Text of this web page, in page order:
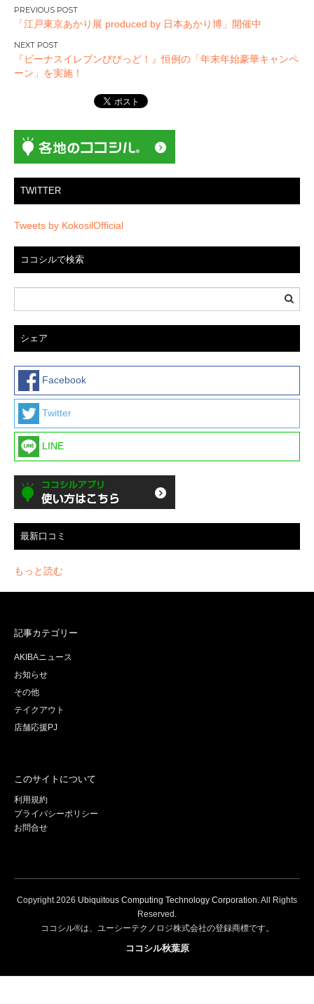
投
稿
ナ
ビ
ゲ
ョ
ン
「江戸東京あかり展 produced by 日本あかり博」開催中
『ビーナスイレブンびびっど！』恒例の「年末年始豪華キャンペ
ーン」を実施！
TWITTER
Tweets by KokosilOfficial
ココシルで検索
シェア
Facebook
Twitter
LINE
最新口コミ
もっと読む
記事カテゴリー
AKIBAニュース
お知らせ
その他
テイクアウト
店舗応援PJ
このサイトについて
利用規約
プライバシーポリシー
お問合せ
Copyright2026 Ubiquitous Computing Technology Corporation . All Rights
Reserved.
ココシル®は、ユーシーテクノロジ株式会社の登録商標です。
ココシル秋葉原